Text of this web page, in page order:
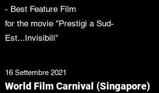
- Best Feature Film
for the movie "Prestigi a Sud-
Est...Invisibili"
16 Settembre 2021
World Film Carnival (Singapore)